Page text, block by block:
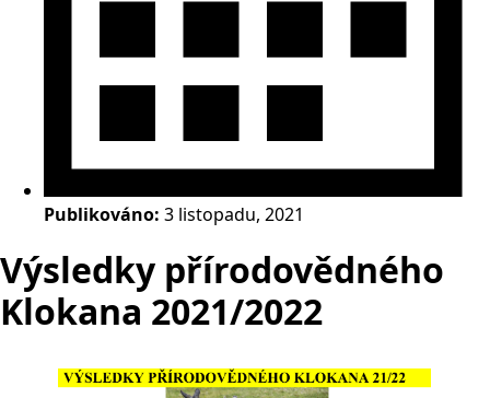
Publikováno: 3 listopadu, 2021
Výsledky přírodovědného
Klokana 2021/2022